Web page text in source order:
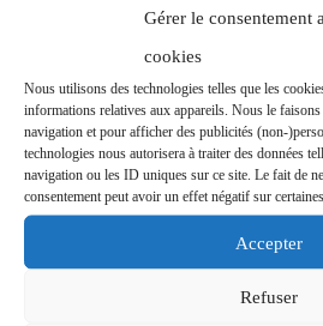
Gérer le consentement
cookies
Nous utilisons des technologies telles que les
informations relatives aux appareils. Nous le
navigation et pour afficher des publicités (non-
technologies nous autorisera à traiter des données
navigation ou les ID uniques sur ce site. Le fait de
consentement peut avoir un effet négatif sur
Accepter
Refuser
chouette idée de thème proposé par
D’où vient la
Nouvel An ?
Histoire,Hiver